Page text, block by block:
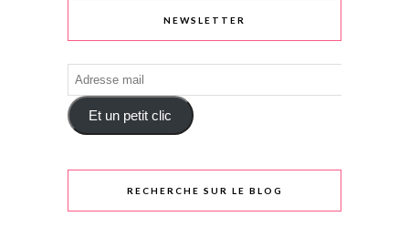
NEWSLETTER
Adresse
mail
Et un petit clic
RECHERCHE SUR LE BLOG